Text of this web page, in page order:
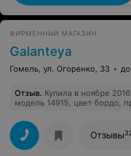
ФИРМЕННЫЙ МАГАЗИН
Galanteya
Гомель, ул. Огоренко, 33
Отзыв. Купила в ноябре
модель 14915, цвет бордо,
металлическая застежка
Крепление застежки
нагрузки по эксплуатации
Отзывы